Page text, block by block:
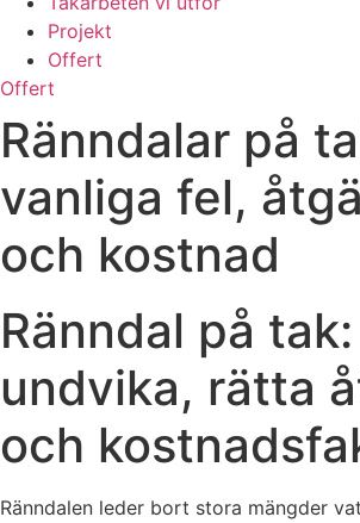
Projekt
Offert
Offert
Ränndalar på
vanliga fel,
och kostnad
Ränndal på
undvika, rätta
och
Ränndalen leder bort stora mängder